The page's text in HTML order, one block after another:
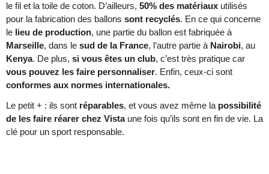
le fil et la toile de coton. D’ailleurs, 50% des matériaux utilisés
pour la fabrication des ballons sont recyclés. En ce qui concerne
le lieu de production, une partie du ballon est fabriquée à
Marseille, dans le sud de la France, l’autre partie à Nairobi, au
Kenya. De plus, si vous êtes un club, c’est très pratique car
vous pouvez les faire personnaliser. Enfin, ceux-ci sont
conformes aux normes internationales.
Le petit + : ils sont réparables, et vous avez même la possibilité
de les faire réarer chez Vista une fois qu’ils sont en fin de vie. La
clé pour un sport responsable.